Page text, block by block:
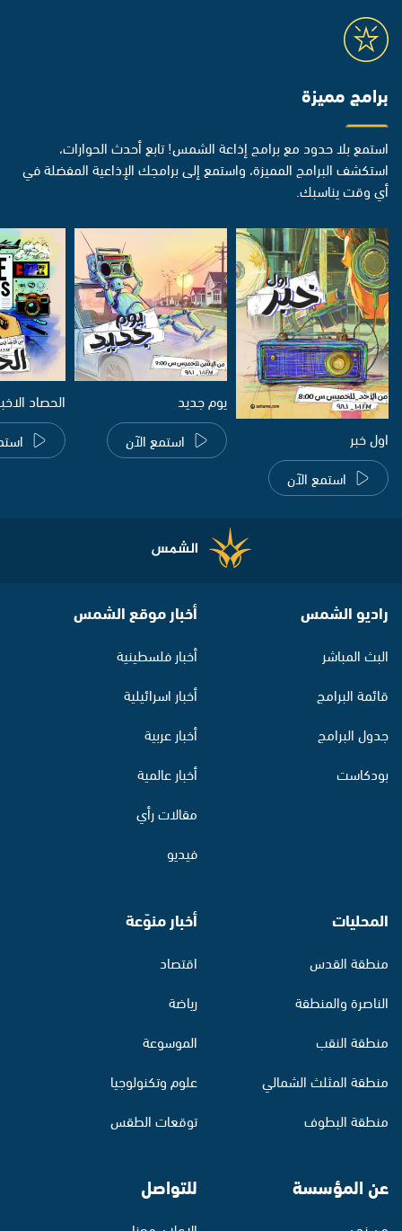
برامج مميزة
استمع بلا حدود مع برامج إذاعة الشمس! تابع أحدث الحوارات،
استكشف البرامج المميزة، واستمع إلى برامجك الإذاعية المفضلة في
أي وقت يناسبك.
اول خبر
استمع الآن
يوم جديد
استمع الآن
الحصاد
راديو الشمس
البث المباشر
قائمة البرامج
جدول البرامج
بودكاست
أخبار موقع الشمس
أخبار فلسطينية
أخبار اسرائيلية
أخبار عربية
أخبار عالمية
مقالات رأي
فيديو
المحليات
منطقة القدس
الناصرة والمنطقة
منطقة النقب
منطقة المثلث الشمالي
منطقة البطوف
أخبار منوّعة
اقتصاد
رياضة
الموسوعة
علوم وتكنولوجيا
توقعات الطقس
عن المؤسسة للتواصل